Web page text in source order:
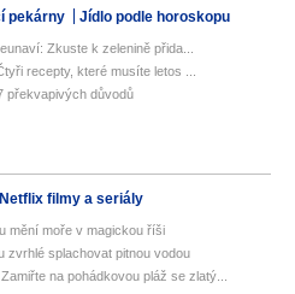
pekárny Jídlo podle horoskopu
Zkuste k zelenině přida...
recepty, které musíte letos ...
překvapivých důvodů
Netflix filmy a seriály
mění moře v magickou říši
zvrhlé splachovat pitnou vodou
na pohádkovou pláž se zlatý...